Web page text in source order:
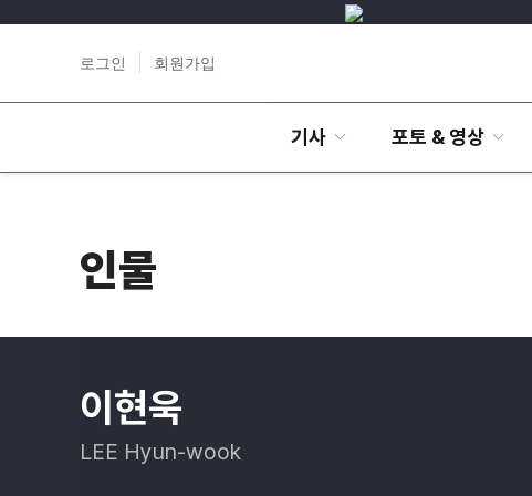
로그인 회원가입
기사 포토 & 영상
인물
이현욱
LEE Hyun-wook